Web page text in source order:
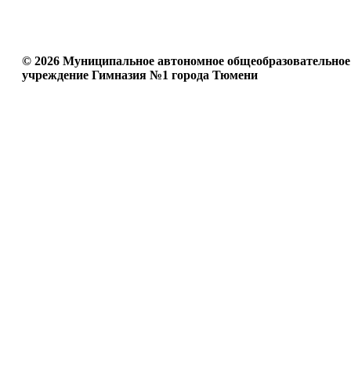
© 2026 Муниципальное автономное общеобразовательное
учреждение Гимназия №1 города Тюмени